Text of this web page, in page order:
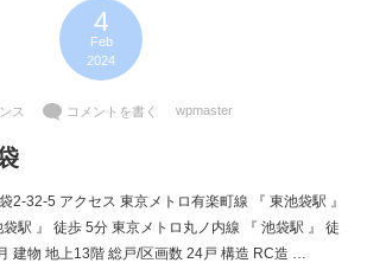
4
Feb
2024
ス コメントを書く wpmaster
2-32-5 アクセス 東京メトロ有楽町線 『 東池袋駅 』
駅 』 徒歩 5分 東京メトロ丸ノ内線 『 池袋駅 』 徒
建物 地上13階 総戸/区画数 24戸 構造 RC造 …